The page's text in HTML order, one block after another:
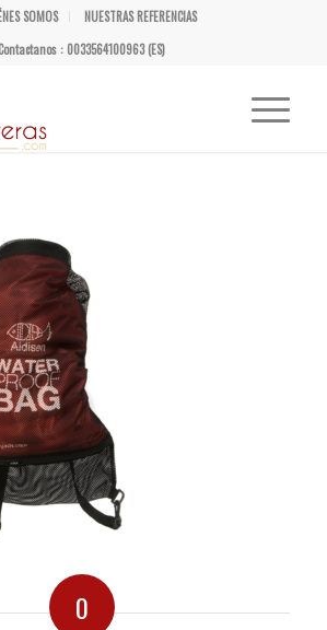
SOMOS
NUESTRAS REFERENCIAS
Contactanos : 0033564100963 (ES)
0